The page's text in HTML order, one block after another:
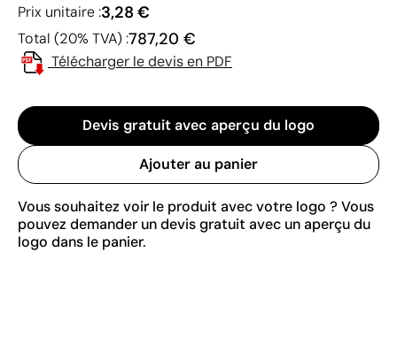
Prix unitaire :3,28 €
Total (20% TVA) :787,20 €
Télécharger le devis en PDF
Devis gratuit avec aperçu du logo
Ajouter au panier
Vous souhaitez voir le produit avec votre logo ? Vous
pouvez demander un devis gratuit avec un aperçu du
logo dans le panier.